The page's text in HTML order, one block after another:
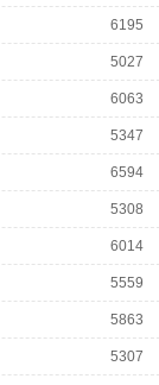
6195
5027
6063
5347
6594
5308
6014
5559
5863
5307